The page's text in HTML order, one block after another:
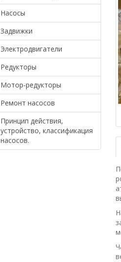
Насосы
Задвижки
Электродвигатели
Редукторы
Мотор-редукторы
Ремонт насосов
Принцип действия,
устройство, классификация
насосов.